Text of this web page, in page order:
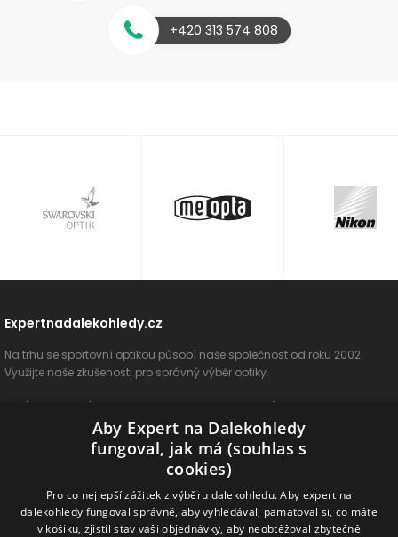
+420 313 574 808
Expertnadalekohledy.cz
Na trhu se sportovní optikou působí naše společnost od roku 2002.
Využijte naše zkušenosti pro správný výběr optiky.
O nás Vše o nákupu Poradenství
Ochrana osobních údajů ODSTOUPIT OD SMLOUVY
Dalekohledy Spektivy Dálkoměry Příslušenství Naše značky
Aby Expert na Dalekohledy
fungoval, jak má (souhlas s
cookies)
Pro co nejlepší zážitek z výběru dalekohledu. Aby expert na
dalekohledy fungoval správně, aby vyhledával, pamatoval si, co máte
v košíku, zjistil stav vaší objednávky, aby neobtěžoval zbytečně